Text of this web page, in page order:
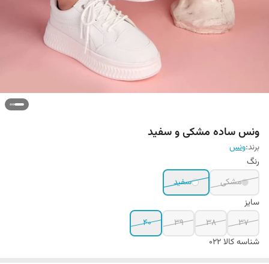
ونس ساده مشکی و سفید
برند:ونس
رنگ
مشکی
سفید
سایز
37
38
39
40
شناسه کالا022